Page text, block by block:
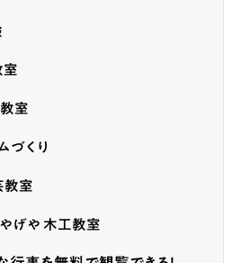
室
室
づくり
教室
げや 木工教室